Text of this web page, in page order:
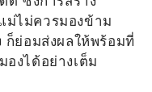
ไม่ควรมองข้าม
ก็ย่อมส่งผลให้พร้อมที่
งได้อย่างเต็ม